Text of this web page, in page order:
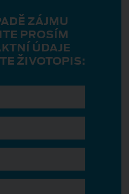
ZÁJMU
PROSÍM
ÚDAJE
ŽIVOTOPIS: